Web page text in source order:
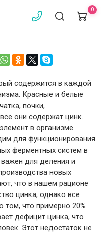
0
содержится в каждой
Красные и белые
почки,
они содержат цинк.
в организме
для функционирования
ферментных систем в
для деления и
новых
что в нашем рационе
цинка, однако все
том, что примерно 20%
дефицит цинка, что
Этот недостаток не